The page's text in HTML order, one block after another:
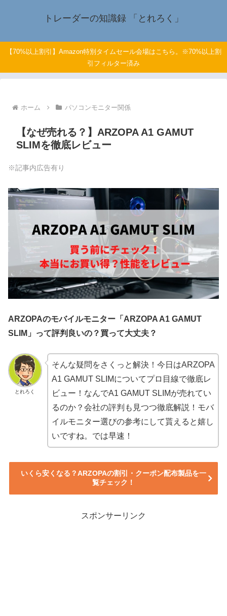
トレーダーの知識録 「とれろく」
【70%以上割引】Amazon特別タイムセール会場はこちら。※70%以上割
引フィルター済み
ホーム パソコンモニター関係
【なぜ売れる？】ARZOPA A1 GAMUT
SLIMを徹底レビュー
※記事内広告有り
ARZOPAのモバイルモニター「ARZOPA A1 GAMUT
SLIM」って評判良いの？買って大丈夫？
とれろく
そんな疑問をさくっと解決！今日はARZOPA
A1 GAMUT SLIMについてプロ目線で徹底レ
ビュー！なんでA1 GAMUT SLIMが売れてい
るのか？会社の評判も見つつ徹底解説！モバ
イルモニター選びの参考にして貰えると嬉し
いですね。では早速！
いくら安くなる？ARZOPAの割引・クーポン配布製品を一
覧チェック！
スポンサーリンク